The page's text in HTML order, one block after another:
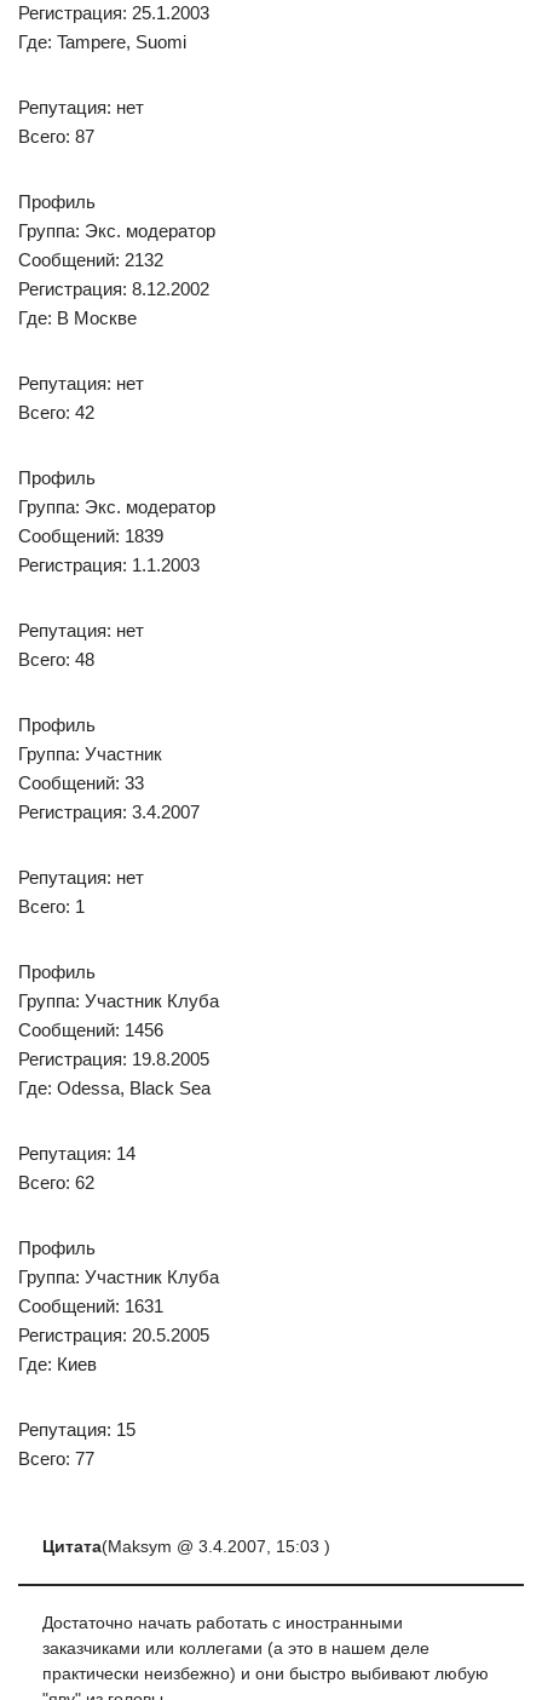
Регистрация: 25.1.2003
Где: Tampere, Suomi
Репутация: нет
Всего: 87
Профиль
Группа: Экс. модератор
Сообщений: 2132
Регистрация: 8.12.2002
Где: В Москве
Репутация: нет
Всего: 42
Профиль
Группа: Экс. модератор
Сообщений: 1839
Регистрация: 1.1.2003
Репутация: нет
Всего: 48
Профиль
Группа: Участник
Сообщений: 33
Регистрация: 3.4.2007
Репутация: нет
Всего: 1
Профиль
Группа: Участник Клуба
Сообщений: 1456
Регистрация: 19.8.2005
Где: Odessa, Black Sea
Репутация: 14
Всего: 62
Профиль
Группа: Участник Клуба
Сообщений: 1631
Регистрация: 20.5.2005
Где: Киев
Репутация: 15
Всего: 77
Цитата(Maksym @ 3.4.2007, 15:03 )
Достаточно начать работать с иностранными
заказчиками или коллегами (а это в нашем деле
практически неизбежно) и они быстро выбивают любую